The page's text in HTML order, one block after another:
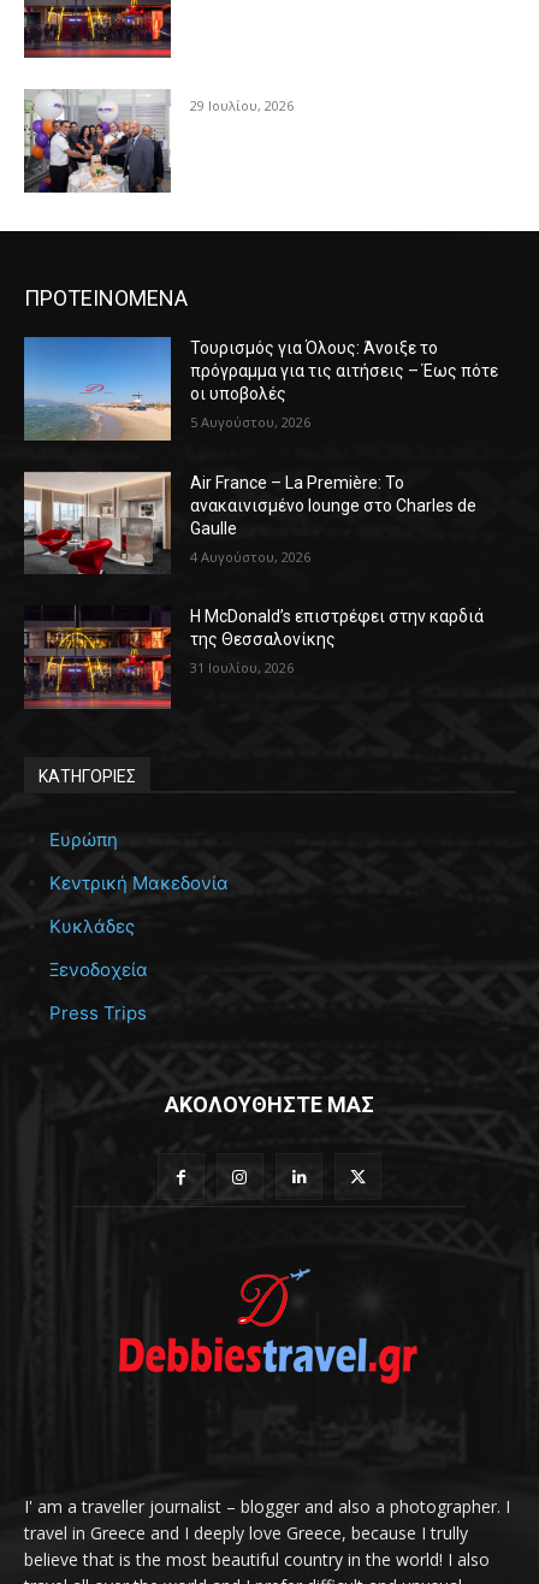
29 Ιουλίου, 2026
ΠΡΟΤΕΙΝΟΜΕΝΑ
Τουρισμός για Όλους: Άνοιξε το
πρόγραμμα για τις αιτήσεις – Έως πότε
οι υποβολές
5 Αυγούστου, 2026
Air France – La Première: Το
ανακαινισμένο lounge στο Charles de
Gaulle
4 Αυγούστου, 2026
Η McDonald’s επιστρέφει στην καρδιά
της Θεσσαλονίκης
31 Ιουλίου, 2026
ΚΑΤΗΓΟΡΙΕΣ
Ευρώπη
Κεντρική Μακεδονία
Κυκλάδες
Ξενοδοχεία
Press Trips
ΑΚΟΛΟΥΘΗΣΤΕ ΜΑΣ
I' am a traveller journalist – blogger and also a photographer. I
travel in Greece and I deeply love Greece, because I trully
believe that is the most beautiful country in the world! I also